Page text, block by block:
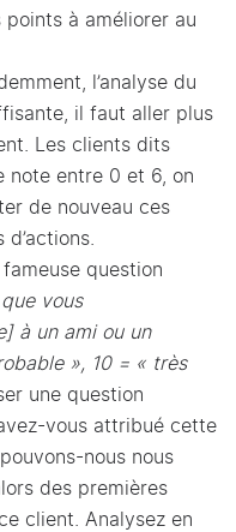
à améliorer au
l’analyse du
il faut aller plus
Les clients dits
note entre 0 et 6, on
de nouveau ces
question
vous
à un ami ou un
», 10 = « très
une question
vous attribué cette
nous nous
des premières
client. Analysez en